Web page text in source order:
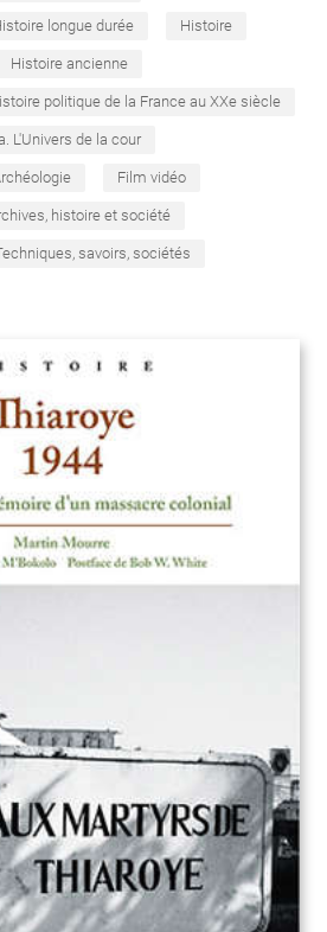
longue durée Histoire
Histoire ancienne
politique de la France au XXe siècle
L'Univers de la cour
Film vidéo
histoire et société
savoirs, sociétés